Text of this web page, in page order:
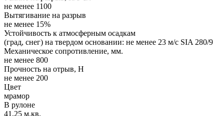
не менее 1100
Вытягивание на разрыв
не менее 15%
Устойчивость к атмосферным осадкам
(град, снег) на твердом основании: не менее 23 м/с SIA 280/9
Механическое сопротивление, мм.
не менее 800
Прочность на отрыв, Н
не менее 200
Цвет
мрамор
В рулоне
41,25 м.кв.